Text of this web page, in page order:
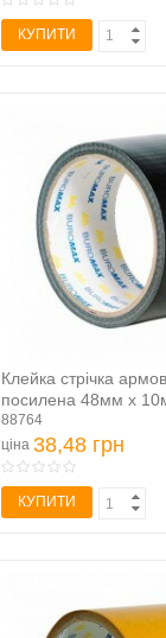
КУПИТИ
Клейка стрічка
посилена 48мм х
88764
ціна 38,48 грн
КУПИТИ